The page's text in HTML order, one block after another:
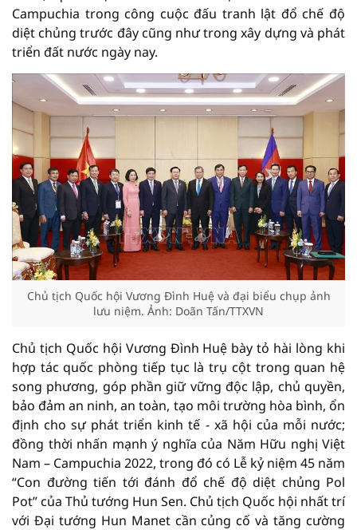
Campuchia trong công cuộc đấu tranh lật đổ chế độ
diệt chủng trước đây cũng như trong xây dựng và phát
triển đất nước ngày nay.
Chủ tịch Quốc hội Vương Đình Huệ và đại biểu chụp ảnh
lưu niệm. Ảnh: Doãn Tấn/TTXVN
Chủ tịch Quốc hội Vương Đình Huệ bày tỏ hài lòng khi
hợp tác quốc phòng tiếp tục là trụ cột trong quan hệ
song phương, góp phần giữ vững độc lập, chủ quyền,
bảo đảm an ninh, an toàn, tạo môi trường hòa bình, ổn
định cho sự phát triển kinh tế - xã hội của mỗi nước;
đồng thời nhấn mạnh ý nghĩa của Năm Hữu nghị Việt
Nam – Campuchia 2022, trong đó có Lễ kỷ niệm 45 năm
“Con đường tiến tới đánh đổ chế độ diệt chủng Pol
Pot” của Thủ tướng Hun Sen. Chủ tịch Quốc hội nhất trí
với Đại tướng Hun Manet cần củng cố và tăng cường